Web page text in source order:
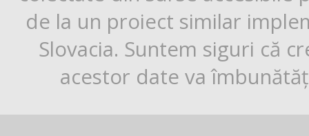
de la un proiect similar
Slovacia. Suntem siguri că
acestor date va